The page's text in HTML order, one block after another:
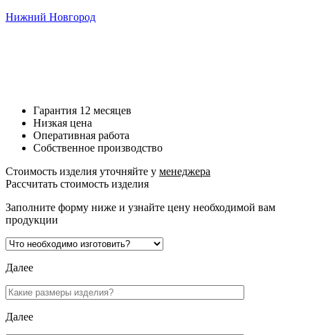
Нижний Новгород
Гарантия 12 месяцев
Низкая цена
Оперативная работа
Собственное производство
Стоимость изделия уточняйте у менеджера
Рассчитать стоимость изделия
Заполните форму ниже и узнайте цену необходимой вам
продукции
Далее
Далее